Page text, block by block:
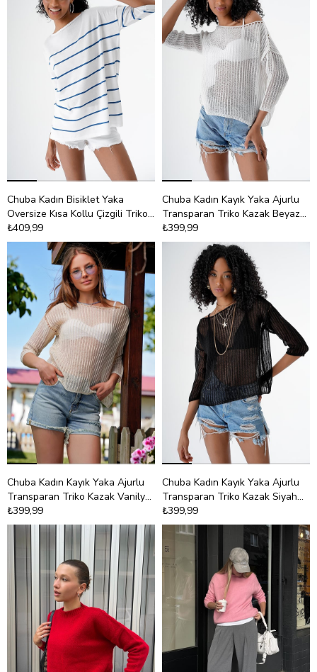
Chuba Kadın Bisiklet Yaka
Oversize Kısa Kollu Çizgili Triko
Kazak Beyaz-Navy 24S151
₺409,99
Chuba Kadın Kayık Yaka Ajurlu
Transparan Triko Kazak Beyaz
24S159
₺399,99
Chuba Kadın Kayık Yaka Ajurlu
Transparan Triko Kazak Vanilya
24S159
₺399,99
Chuba Kadın Kayık Yaka Ajurlu
Transparan Triko Kazak Siyah
24S159
₺399,99